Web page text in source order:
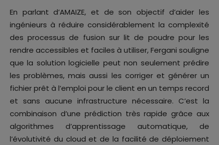
En parlant d’AMAIZE, et de son objectif d’aider les
ingénieurs à réduire considérablement la complexité
des processus de fusion sur lit de poudre pour les
rendre accessibles et faciles à utiliser, Fergani souligne
que la solution logicielle peut non seulement prédire
les problèmes, mais aussi les corriger et générer un
fichier prêt à l’emploi pour le client en un temps record
et sans aucune infrastructure nécessaire. C’est la
combinaison d’une prédiction très rapide grâce aux
algorithmes d’apprentissage automatique, de
l’évolutivité du cloud et de la facilité de déploiement